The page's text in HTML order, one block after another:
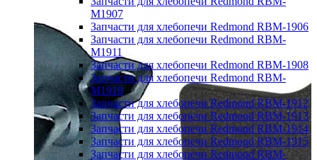
M1907
Запчасти для хлебопечи Redmond RBM-1906
Запчасти для хлебопечи Redmond RBM-
M1911
Запчасти для хлебопечи Redmond RBM-1908
Запчасти для хлебопечи Redmond RBM-
M1919
Запчасти для хлебопечи Redmond RBM-1912
Запчасти для хлебопечи Redmond RBM-1913
Запчасти для хлебопечи Redmond RBM-1914
Запчасти для хлебопечи Redmond RBM-1915
Запчасти для хлебопечи Redmond RBM-